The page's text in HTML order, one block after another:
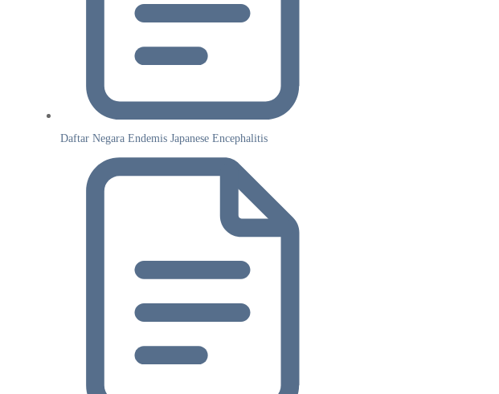
Daftar Negara Endemis Japanese Encephalitis